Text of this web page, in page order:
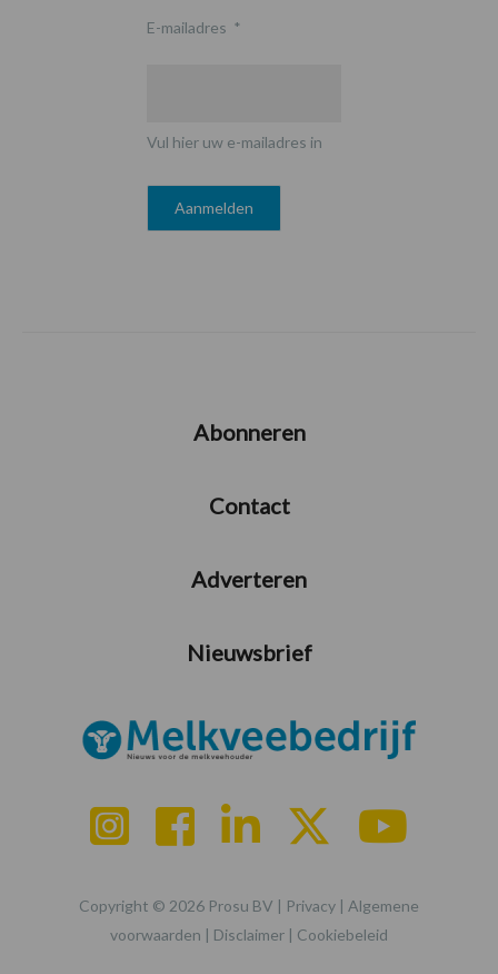
E-mailadres *
Vul hier uw e-mailadres in
Abonneren
Contact
Adverteren
Nieuwsbrief
Copyright © 2026 Prosu BV | Privacy | Algemene
voorwaarden | Disclaimer | Cookiebeleid